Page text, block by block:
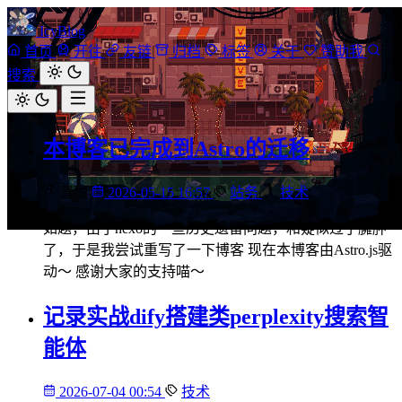
IcyBlog
首页
开往 友链 归档 标签 关于
赞助我
搜索
本博客已完成到Astro的迁移
置顶 2026-05-15 16:57 站务， 技术
如题，由于hexo的一些历史遗留问题，和疑似过于臃肿
了，于是我尝试重写了一下博客 现在本博客由Astro.js驱
动～ 感谢大家的支持喵～
记录实战dify搭建类perplexity搜索智
能体
2026-07-04 00:54 技术